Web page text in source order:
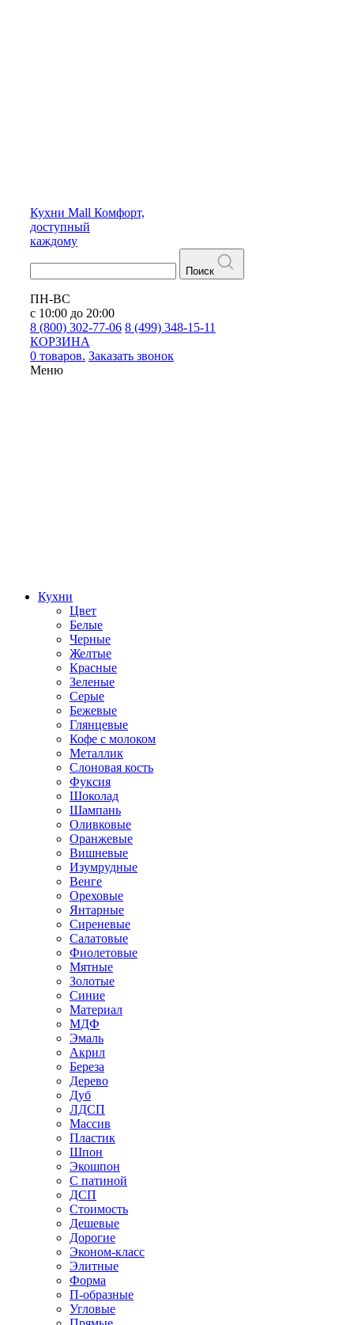
Кухни Mall Комфорт,
доступный
каждому
Поиск
ПН-ВС
с 10:00 до 20:00
8 (800) 302-77-06 8 (499) 348-15-11
КОРЗИНА
0 товаров. Заказать звонок
Меню
Кухни
Цвет
Белые
Черные
Желтые
Красные
Зеленые
Серые
Бежевые
Глянцевые
Кофе с молоком
Металлик
Слоновая кость
Фуксия
Шоколад
Шампань
Оливковые
Оранжевые
Вишневые
Изумрудные
Венге
Ореховые
Янтарные
Сиреневые
Салатовые
Фиолетовые
Мятные
Золотые
Синие
Материал
МДФ
Эмаль
Акрил
Береза
Дерево
Дуб
ЛДСП
Массив
Пластик
Шпон
Экошпон
С патиной
ДСП
Стоимость
Дешевые
Дорогие
Эконом-класс
Элитные
Форма
П-образные
Угловые